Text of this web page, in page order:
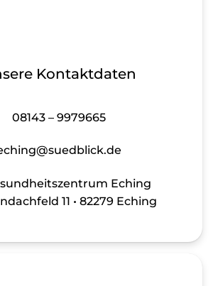
Kontaktdaten
08143 – 9979665
Eching
11 • 82279 Eching